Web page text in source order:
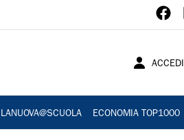
ACCEDI
LANUOVA@SCUOLA ECONOMIA TOP1000